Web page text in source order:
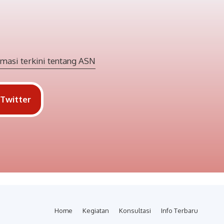
terkini tentang ASN
Twitter
Home Kegiatan Konsultasi Info Terbaru